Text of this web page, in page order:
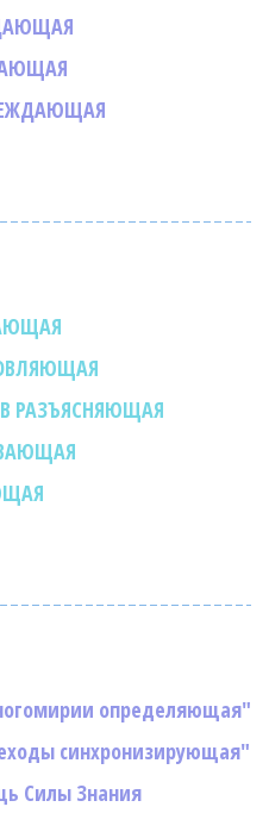
РАЗЪЯСНЯЮЩАЯ
определяющая"
синхронизирующая"
Силы Знания